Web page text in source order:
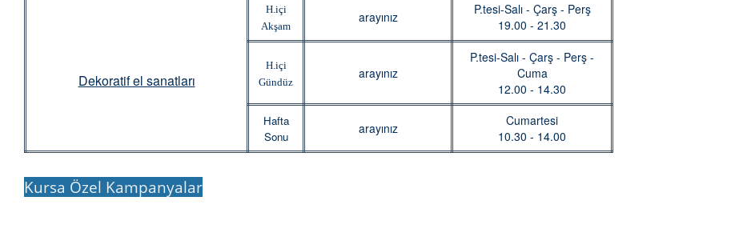
Dekoratif el sanatları
H.içi
Akşam
arayınız
P.tesi-Salı - Çarş - Perş
19.00 - 21.30
H.içi
Gündüz
arayınız
P.tesi-Salı - Çarş - Perş -
Cuma
12.00 - 14.30
Hafta
Sonu
arayınız
Cumartesi
10.30 - 14.00
Kursa Özel Kampanyalar